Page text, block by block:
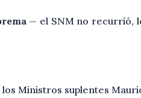
— el SNM no recurrió,
Ministros suplentes